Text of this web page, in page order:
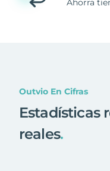
Ahorra
Outvio En Cifras
Estadísticas
reales.